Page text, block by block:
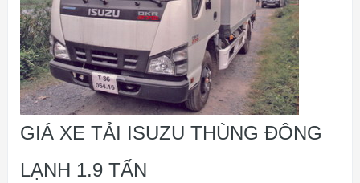
GIÁ XE TẢI ISUZU THÙNG ĐÔNG
LẠNH 1.9 TẤN